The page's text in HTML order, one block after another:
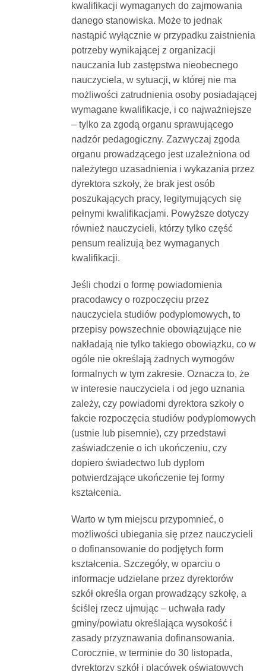
kwalifikacji wymaganych do zajmowania
danego stanowiska. Może to jednak
nastąpić wyłącznie w przypadku zaistnienia
potrzeby wynikającej z organizacji
nauczania lub zastępstwa nieobecnego
nauczyciela, w sytuacji, w której nie ma
możliwości zatrudnienia osoby posiadającej
wymagane kwalifikacje, i co najważniejsze
– tylko za zgodą organu sprawującego
nadzór pedagogiczny. Zazwyczaj zgoda
organu prowadzącego jest uzależniona od
należytego uzasadnienia i wykazania przez
dyrektora szkoły, że brak jest osób
poszukających pracy, legitymujących się
pełnymi kwalifikacjami. Powyższe dotyczy
również nauczycieli, którzy tylko część
pensum realizują bez wymaganych
kwalifikacji.
Jeśli chodzi o formę powiadomienia
pracodawcy o rozpoczęciu przez
nauczyciela studiów podyplomowych, to
przepisy powszechnie obowiązujące nie
nakładają nie tylko takiego obowiązku, co w
ogóle nie określają żadnych wymogów
formalnych w tym zakresie. Oznacza to, że
w interesie nauczyciela i od jego uznania
zależy, czy powiadomi dyrektora szkoły o
fakcie rozpoczęcia studiów podyplomowych
(ustnie lub pisemnie), czy przedstawi
zaświadczenie o ich ukończeniu, czy
dopiero świadectwo lub dyplom
potwierdzające ukończenie tej formy
kształcenia.
Warto w tym miejscu przypomnieć, o
możliwości ubiegania się przez nauczycieli
o dofinansowanie do podjętych form
kształcenia. Szczegóły, w oparciu o
informacje udzielane przez dyrektorów
szkół określa organ prowadzący szkołę, a
ściślej rzecz ujmując – uchwała rady
gminy/powiatu określająca wysokość i
zasady przyznawania dofinansowania.
Corocznie, w terminie do 30 listopada,
dyrektorzy szkół i placówek oświatowych